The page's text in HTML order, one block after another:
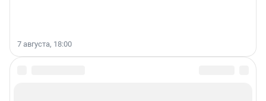
7 августа, 18:00